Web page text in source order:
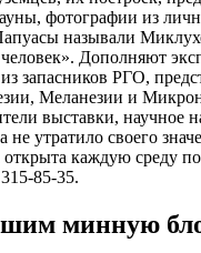
фотографии из
называли
Дополняют
запасников РГО,
Меланезии и
выставки, научное
не утратило своего
каждую среду
85-35.
минную